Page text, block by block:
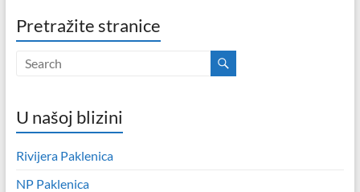
Pretražite stranice
U našoj blizini
Rivijera Paklenica
NP Paklenica